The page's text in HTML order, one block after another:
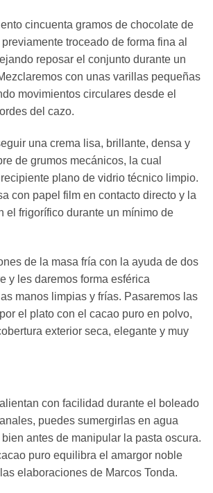
cincuenta gramos de chocolate de
troceado de forma fina al
reposar el conjunto durante un
con unas varillas pequeñas
movimientos circulares desde el
del cazo.
una crema lisa, brillante, densa y
de grumos mecánicos, la cual
plano de vidrio técnico limpio.
con papel film en contacto directo y la
el frigorífico durante un mínimo de
de la masa fría con la ayuda de dos
y les daremos forma esférica
manos limpias y frías. Pasaremos las
el plato con el cacao puro en polvo,
exterior seca, elegante y muy
con facilidad durante el boleado
puedes sumergirlas en agua
antes de manipular la pasta oscura.
puro equilibra el amargor noble
elaboraciones de Marcos Tonda.